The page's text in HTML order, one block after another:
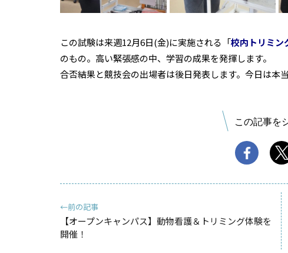
この試験は来週12月6日(金)に実施される「校内トリミン
のもの。高い緊張感の中、学習の成果を発揮します。
合否結果と競技会の出場者は後日発表します。今日は本
この記事を
←前の記事
【オープンキャンパス】動物看護＆トリミング体験を
開催！